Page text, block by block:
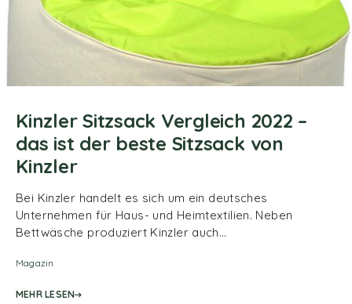
Kinzler Sitzsack Vergleich 2022 –
das ist der beste Sitzsack von
Kinzler
Bei Kinzler handelt es sich um ein deutsches
Unternehmen für Haus- und Heimtextilien. Neben
Bettwäsche produziert Kinzler auch…
Magazin
MEHR LESEN